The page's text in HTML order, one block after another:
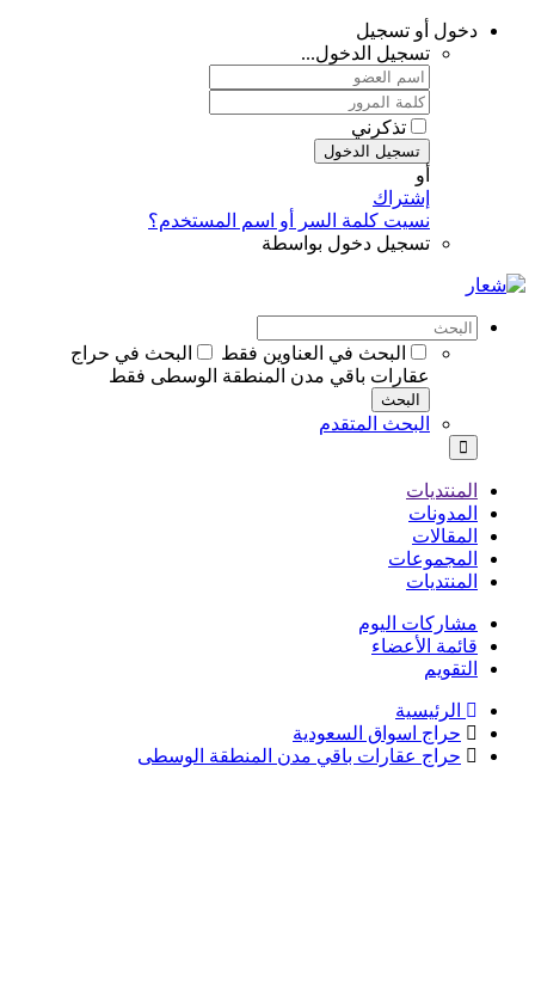
دخول أو تسجيل
تسجيل الدخول...
تذكرني
تسجيل الدخول
أو
إشتراك
نسيت كلمة السر أو اسم المستخدم؟
تسجيل دخول بواسطة
البحث في العناوين فقط
البحث في حراج
عقارات باقي مدن المنطقة الوسطى فقط
البحث
البحث المتقدم
المنتديات
المدونات
المقالات
المجموعات
المنتديات
مشاركات اليوم
قائمة الأعضاء
التقويم
الرئيسية
حراج اسواق السعودية
حراج عقارات باقي مدن المنطقة الوسطى